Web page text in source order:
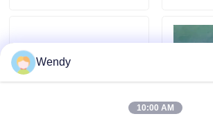
Sprawy
Wendy
10:00 AM